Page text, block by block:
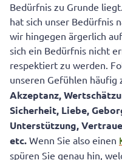
Bedürfnis zu Grunde
hat sich unser Bedürfnis
wir hingegen ärgerlich
sich ein Bedürfnis nicht
respektiert zu werden.
unseren Gefühlen häufig
Akzeptanz,
Sicherheit, Liebe,
Unterstützung,
etc. Wenn Sie also einen
spüren Sie genau hin,